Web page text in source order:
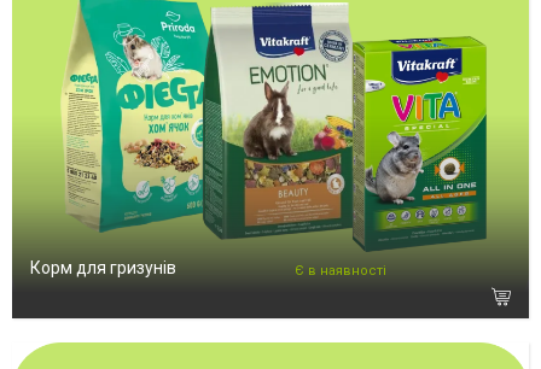
Корм для гризунів Є в наявності